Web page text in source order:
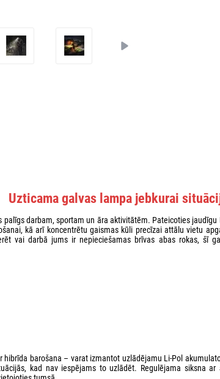
Uzticama galvas lampa jebkurai
darbam, sportam un āra aktivitātēm. Pateicoties
kā arī koncentrētu gaismas kūli precīzai attālu vietu
vai darbā jums ir nepieciešamas brīvas abas rokas, šī
hibrīda barošana – varat izmantot uzlādējamu Li-Pol
kad nav iespējams to uzlādēt. Regulējama siksna